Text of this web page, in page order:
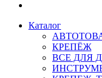
Каталог
КРЕПЁЖ
ВСЕ ДЛЯ